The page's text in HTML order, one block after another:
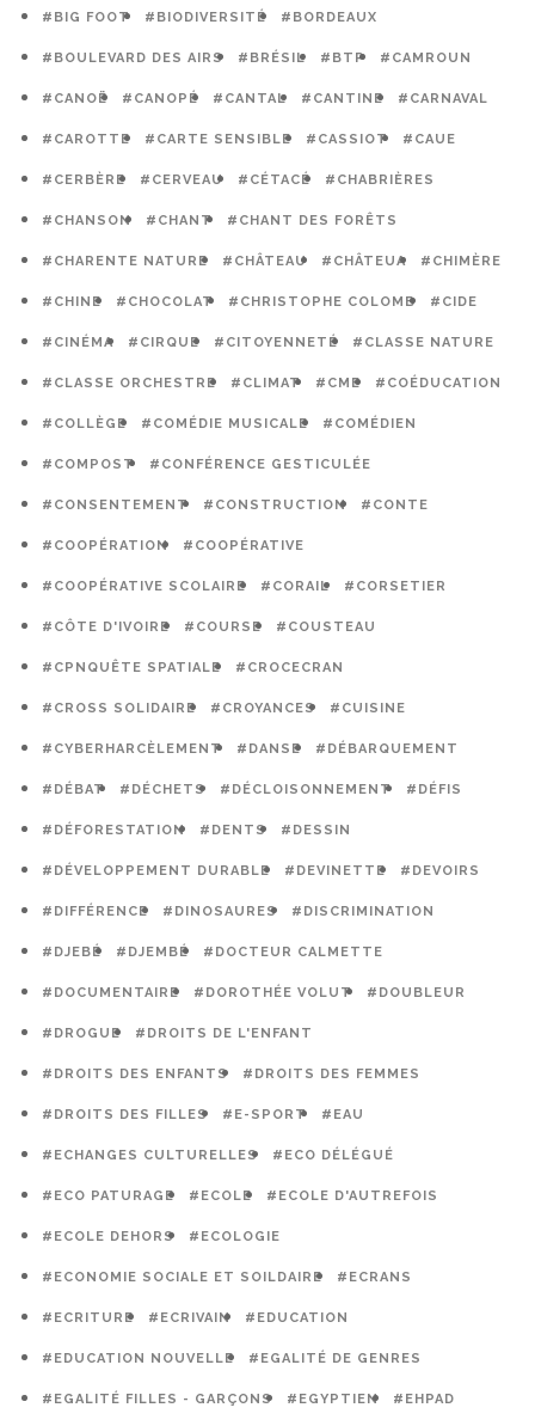
#BIG FOOT #BIODIVERSITÉ #BORDEAUX
#BOULEVARD DES AIRS #BRÉSIL #BTP #CAMROUN
#CANOË #CANOPÉ #CANTAL #CANTINE #CARNAVAL
#CAROTTE #CARTE SENSIBLE #CASSIOT #CAUE
#CERBÈRE #CERVEAU #CÉTACÉ #CHABRIÈRES
#CHANSON #CHANT #CHANT DES FORÊTS
#CHARENTE NATURE #CHÂTEAU #CHÂTEUA #CHIMÈRE
#CHINE #CHOCOLAT #CHRISTOPHE COLOMB #CIDE
#CINÉMA #CIRQUE #CITOYENNETÉ #CLASSE NATURE
#CLASSE ORCHESTRE #CLIMAT #CME #COÉDUCATION
#COLLÈGE #COMÉDIE MUSICALE #COMÉDIEN
#COMPOST #CONFÉRENCE GESTICULÉE
#CONSENTEMENT #CONSTRUCTION #CONTE
#COOPÉRATION #COOPÉRATIVE
#COOPÉRATIVE SCOLAIRE #CORAIL #CORSETIER
#CÔTE D'IVOIRE #COURSE #COUSTEAU
#CPNQUÊTE SPATIALE #CROCECRAN
#CROSS SOLIDAIRE #CROYANCES #CUISINE
#CYBERHARCÈLEMENT #DANSE #DÉBARQUEMENT
#DÉBAT #DÉCHETS #DÉCLOISONNEMENT #DÉFIS
#DÉFORESTATION #DENTS #DESSIN
#DÉVELOPPEMENT DURABLE #DEVINETTE #DEVOIRS
#DIFFÉRENCE #DINOSAURES #DISCRIMINATION
#DJEBÉ #DJEMBÉ #DOCTEUR CALMETTE
#DOCUMENTAIRE #DOROTHÉE VOLUT #DOUBLEUR
#DROGUE #DROITS DE L'ENFANT
#DROITS DES ENFANTS #DROITS DES FEMMES
#DROITS DES FILLES #E-SPORT #EAU
#ECHANGES CULTURELLES #ECO DÉLÉGUÉ
#ECO PATURAGE #ECOLE #ECOLE D'AUTREFOIS
#ECOLE DEHORS #ECOLOGIE
#ECONOMIE SOCIALE ET SOILDAIRE #ECRANS
#ECRITURE #ECRIVAIN #EDUCATION
#EDUCATION NOUVELLE #EGALITÉ DE GENRES
#EGALITÉ FILLES - GARÇONS #EGYPTIEN #EHPAD